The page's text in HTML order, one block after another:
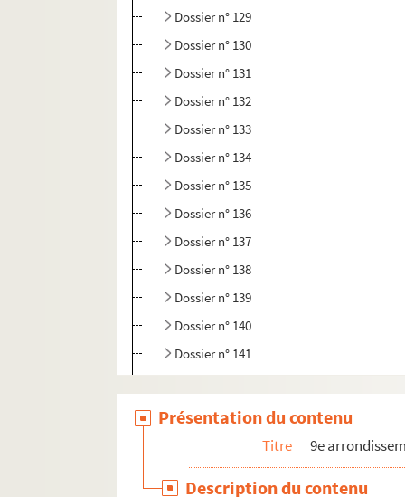
Dossier n° 129
Dossier n° 130
Dossier n° 131
Dossier n° 132
Dossier n° 133
Dossier n° 134
Dossier n° 135
Dossier n° 136
Dossier n° 137
Dossier n° 138
Dossier n° 139
Dossier n° 140
Dossier n° 141
Dossier n° 143
Dossier n° 145
Présentation du contenu
Titre 9e
Description du contenu